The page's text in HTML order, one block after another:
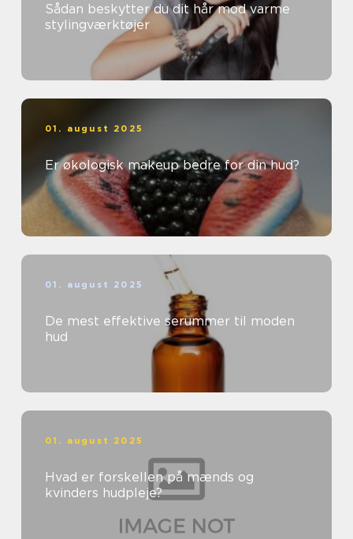
Sådan beskytter du dit hår mod varme
stylingværktøjer
01. august 2025
Er økologisk makeup bedre for din hud?
01. august 2025
De mest effektive serummer til moden
hud
01. august 2025
Hvad er forskellen på mænds og
kvinders hudpleje?